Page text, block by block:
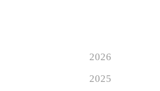
2026
2025